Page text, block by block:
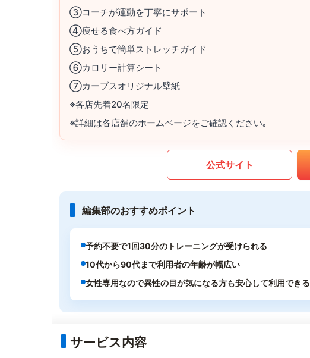
③コーチが運動を丁寧にサポート
④痩せる食べ方ガイド
⑤おうちで簡単ストレッチガイド
⑥カロリー計算シート
⑦カーブスオリジナル壁紙
※各店先着20名限定
※詳細は各店舗のホームページをご確認ください｡
公式サイト
編集部のおすすめポイント
予約不要で1回30分のトレーニングが受けられる
10代から90代まで利用者の年齢が幅広い
女性専用なので異性の目が気になる方も安心して利用できる
サービス内容